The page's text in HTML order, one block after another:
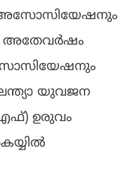
അസോസിയേഷനും
അതേവര്‍ഷം
യുവജന
ഉരുവം